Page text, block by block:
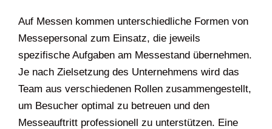
Auf Messen kommen unterschiedliche Formen von
Messepersonal zum Einsatz, die jeweils
spezifische Aufgaben am Messestand übernehmen.
Je nach Zielsetzung des Unternehmens wird das
Team aus verschiedenen Rollen zusammengestellt,
um Besucher optimal zu betreuen und den
Messeauftritt professionell zu unterstützen. Eine